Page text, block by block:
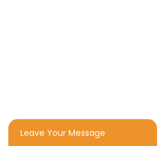
Leave Your Message